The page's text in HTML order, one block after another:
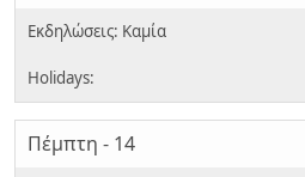
Πέμπτη - 14